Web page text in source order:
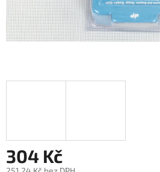
304 Kč